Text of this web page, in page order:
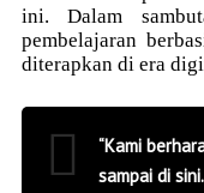
ini. Dalam
pembelajaran
diterapkan di era
“Kami
sampai di